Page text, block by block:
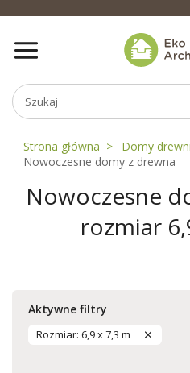
Strona główna
Domy
Nowoczesne domy z drewna
Nowoczesne
rozmiar
Aktywne filtry
Rozmiar: 6,9 x 7,3 m